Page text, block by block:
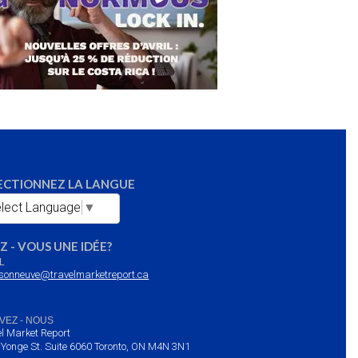
LA LANGUE
Language ▼
- VOUS UNE IDÉE?
- NOUS
Market Report
St. Suite 6060 Toronto, ON M4N 3N1